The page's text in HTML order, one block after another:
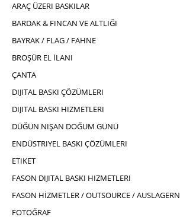
ARAÇ ÜZERI BASKILAR
BARDAK & FINCAN VE ALTLIĞI
BAYRAK / FLAG / FAHNE
BROŞÜR EL İLANI
ÇANTA
DIJITAL BASKI ÇÖZÜMLERI
DIJITAL BASKI HIZMETLERI
DÜĞÜN NIŞAN DOĞUM GÜNÜ
ENDÜSTRIYEL BASKI ÇÖZÜMLERI
ETIKET
FASON DIJITAL BASKI HIZMETLERI
FASON HİZMETLER / OUTSOURCE / AUSLAGERN
FOTOĞRAF